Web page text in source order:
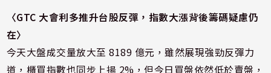
〈GTC 大會利多推升台股反彈，指數大漲背後籌碼疑慮仍
在〉
今天大盤成交量放大至 8189 億元，雖然展現強勁反彈力
道，櫃買指數也同步上揚 2%，但今日買盤依然低於賣盤，